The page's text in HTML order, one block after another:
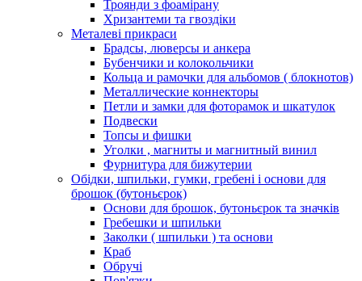
Троянди з фоамірану
Хризантеми та гвоздіки
Металеві прикраси
Брадсы, люверсы и анкера
Бубенчики и колокольчики
Кольца и рамочки для альбомов ( блокнотов)
Металлические коннекторы
Петли и замки для фоторамок и шкатулок
Подвески
Топсы и фишки
Уголки , магниты и магнитный винил
Фурнитура для бижутерии
Обідки, шпильки, гумки, гребені і основи для
брошок (бутоньєрок)
Основи для брошок, бутоньєрок та значків
Гребешки и шпильки
Заколки ( шпильки ) та основи
Краб
Обручі